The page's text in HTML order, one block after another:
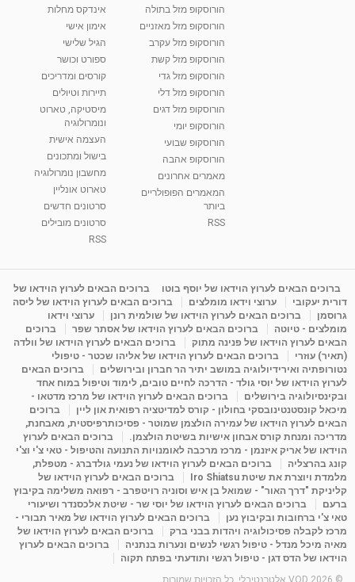
10:17
01:37
יוסי שר - מתמחה בשיטת אלכסנדר וטאי צ'י
2,734 צפיות
01:46
רנה רז-גילו -טיפול אנרגטי ויעוץ רוחני - נומרולוגית
2,309 צפיות
05:37
סודות בתאריך הלידה, משמעות חודש הלידה -
ינואר זינה ליבשיץ נומרולוגית
ליסה גרוסמן - המרכז לאימון התנהגותי - קשב
09:12
מדיטציה בדמיון מודרך - היכרות עם האני הפנימי
מאת admin 11 שנים 3,644 צפיות
פנינה מתוק - מרכז "נתיב הלב" בהרצליה-
מדיטציה-התחדשות
Shahar-vod
הורוסקופ מזל בתולה
הורוסקופ מזל מאזניים
הורוסקופ מזל עקרב
הורוסקופ מזל קשת
הורוסקופ מזל גדי
הורוסקופ מזל דלי
הורוסקופ מזל דגים
הורוסקופ יומי
הורוסקופ שבועי
הורוסקופ אהבה
מאמרים אחרונים
המאמרים הפופולריים
ביותר
RSS
אינדקס מחלות
אימון אישי
הגיל שלישי
ספורט וכושר
קורסים ומדריכים
תיירות וטיולים
מיסטיקה, טארוט
ונומרולוגיה
העצמה אישית
בישול ומתכונים
מחשבון נומרולוגיה
טארוט אונליין
סרטונים חדשים
סרטונים מובילים
RSS
ברוכים הבאים לערוץ הוידאו של יוסף בוטו
ברוכים הבאים לערוץ הוידאו של
דורית יעקובי
ערוצי וידאו מומלצים
ברוכים הבאים לערוץ הוידאו של ליסה
גרוסמן
ברוכים הבאים לערוץ הוידאו של שולמית רונן
ערוצי וידאו
מומלצים - טיוטה
ברוכים הבאים לערוץ הוידאו של אסתר שפר
ברוכים
הבאים לערוץ הוידאו של פנינה מתוק
ברוכים הבאים לערוץ הוידאו של וולדה
(תאיר) עוזרי
ברוכים הבאים לערוץ הוידאו של אליהו שכטר - טיפולי
נטורופתיה ואירידיולוגיה במושב יתיר הר חברון ובירושלים
ברוכים הבאים
לערוץ הוידאו של יוסי גולד - הדרכה לחיים טובים, לימוד וטיפול במוח אחד
ובקינסיולוגיה בירושלים
ברוכים הבאים לערוץ הוידאו של מרכז מדטאו -
מיכאל קונסטנטינובסקי בחולון - קורס למדיטציה רפואית און ליין
ברוכים
הבאים לערוץ הוידאו של עמירה הולצמן שמוטר - פסיכותרפיסטית, מאבחנת,
מדריכה ומנחת קורס אבחון אישיות בשיטת הולצמן.
ברוכים הבאים לערוץ
הוידאו של אריק איזנמן - מרכז מרכבה לאומנויות התנועה והטיפול - טאי צ'י וצ'י
קונג בהרצליה
ברוכים הבאים לערוץ הוידאו של נעמי גולדברג - מטפלת,
מלמדת ויוצרת את שיטת Iro Shiatsu
ברוכים הבאים לערוץ הוידאו של
קליניקת "דרך האור" - שמואל בן איש וסוניה רויטפרב - רפואה משלימה בקיבוץ
ברעם
ברוכים הבאים לערוץ הוידאו של יוסי שר - שיטת אלכסנדר ושיעורי
טאי צ'י ברחובות ובקיבוץ נען
ברוכים הבאים לערוץ הוידאו של מאיר תבורי -
מרכז לקבלה פסיכולוגיה ויהדות בבני ברק
ברוכים הבאים לערוץ הוידאו של
מאיה מיכל מנדל - טיפול רגשי לנשים ונערות בנתניה
ברוכים הבאים לערוץ
הוידאו של הדס דגן - טיפול רגשי ותודעתי בפתח תקוה
© 2026 VOD אלטרנטיבלי. כל הזכויות שמורות.